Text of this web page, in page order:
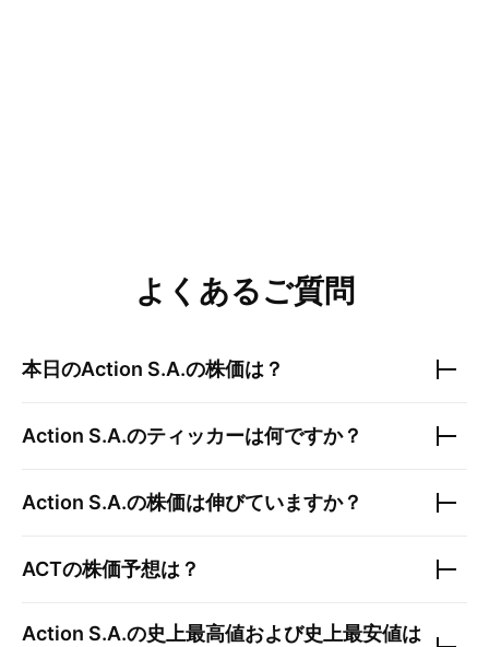
よくあるご質問
本日のAction S.A.の株価は？
Action S.A.のティッカーは何ですか？
Action S.A.の株価は伸びていますか？
ACTの株価予想は？
Action S.A.の史上最高値および史上最安値は